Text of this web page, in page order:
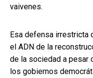
vaivenes.
Esa defensa irrestricta
el ADN de la
de la sociedad a pesar
los gobiernos